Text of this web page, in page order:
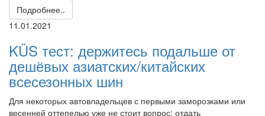
Подробнее..
11.01.2021
KÜS тест: держитесь подальше от
дешёвых азиатских/китайских
всесезонных шин
Для некоторых автовладельцев с первыми заморозками или
весенней оттепелью уже не стоит вопрос: отдать